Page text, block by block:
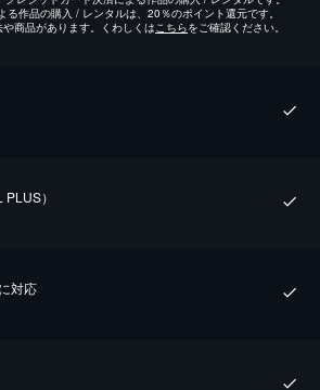
作品の購入 / レンタルは、20％のポイント還元です。
商品があります。くわしくはこちらをご確認ください。
）
対応